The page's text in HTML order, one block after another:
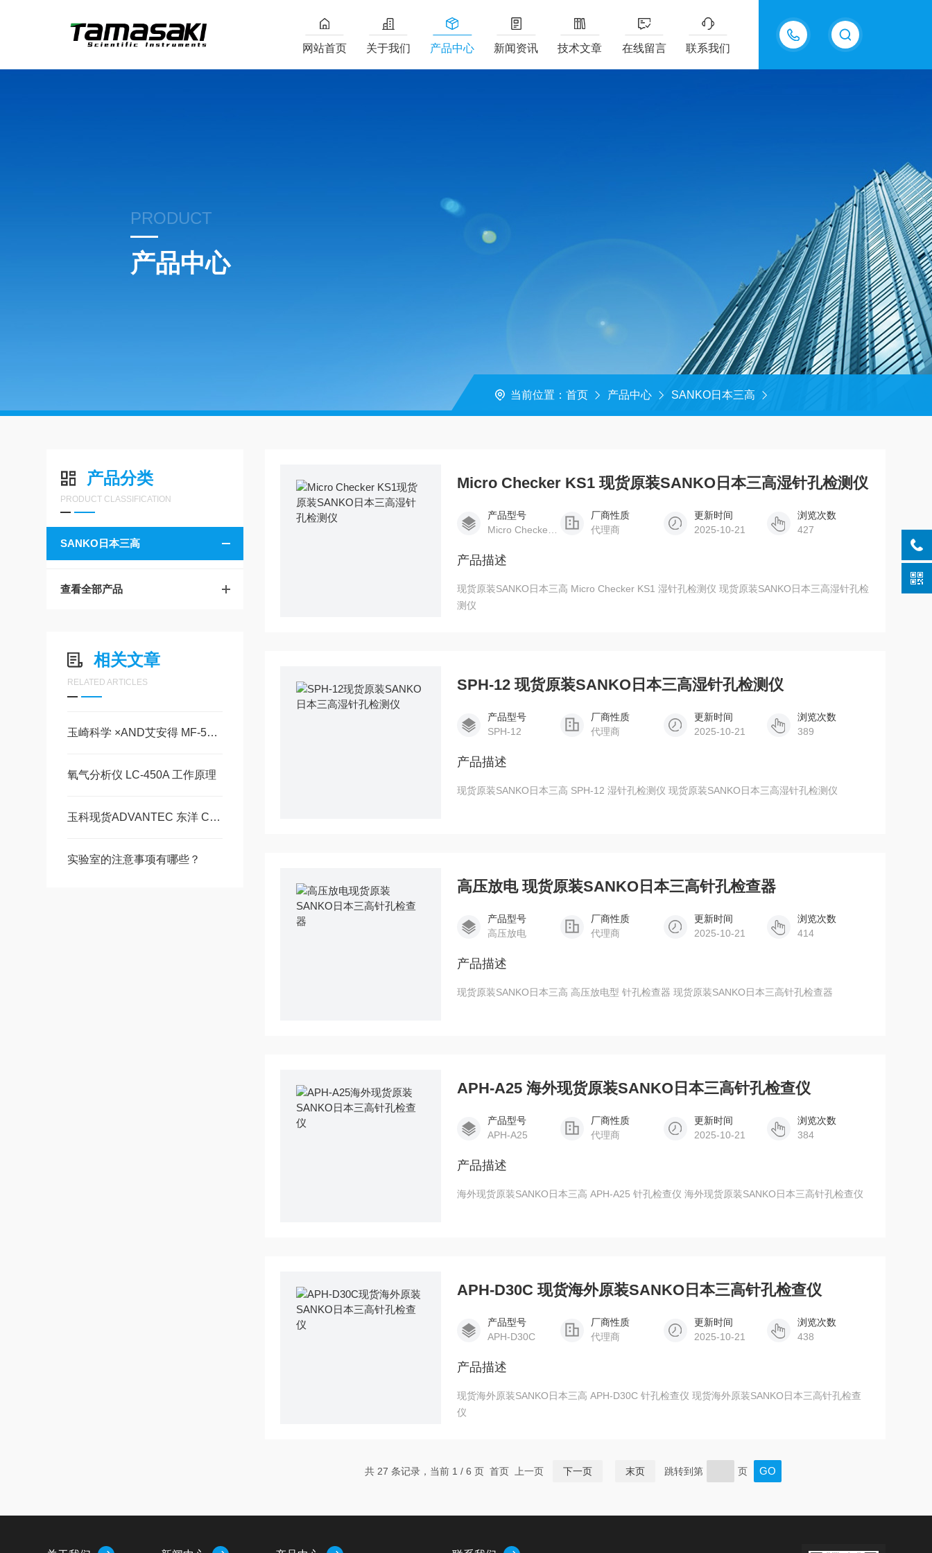
15815550998
网站首页 关于我们 产品中心 新闻资讯 技术文章 在线留言 联系我们
PRODUCT
产品中心
当前位置： 首页 产品中心 SANKO日本三高
产品分类
PRODUCT CLASSIFICATION
SANKO日本三高
查看全部产品
相关文章
RELATED ARTICLES
玉崎科学 ×AND艾安得 MF-53A｜高性价比卤素水分计 生产质检
氧气分析仪 LC-450A 工作原理
玉科现货ADVANTEC 东洋 CCP-10-E1B / E1D / E1H / E1N产品详情
实验室的注意事项有哪些？
Micro Checker KS1 现货原装SANKO日本三高湿针孔检测仪
产品型号
厂商性质
代理商
更新时间
2025-10-21
浏览次数
427
产品描述
现货原装SANKO日本三高 Micro Checker KS1 湿针孔检测仪 现货原装SANKO日本三高湿针孔检
测仪
SPH-12 现货原装SANKO日本三高湿针孔检测仪
产品型号
SPH-12
厂商性质
代理商
更新时间
2025-10-21
浏览次数
389
产品描述
现货原装SANKO日本三高 SPH-12 湿针孔检测仪 现货原装SANKO日本三高湿针孔检测仪
高压放电 现货原装SANKO日本三高针孔检查器
产品型号
高压放电
厂商性质
代理商
更新时间
2025-10-21
浏览次数
414
产品描述
现货原装SANKO日本三高 高压放电型 针孔检查器 现货原装SANKO日本三高针孔检查器
APH-A25 海外现货原装SANKO日本三高针孔检查仪
产品型号
APH-A25
厂商性质
代理商
更新时间
2025-10-21
浏览次数
384
产品描述
海外现货原装SANKO日本三高 APH-A25 针孔检查仪 海外现货原装SANKO日本三高针孔检查仪
APH-D30C 现货海外原装SANKO日本三高针孔检查仪
产品型号
APH-D30C
厂商性质
代理商
更新时间
2025-10-21
浏览次数
438
产品描述
现货海外原装SANKO日本三高 APH-D30C 针孔检查仪 现货海外原装SANKO日本三高针孔检查
仪
共 27 条记录，当前 1 / 6 页 首页 上一页 下一页 末页 跳转到第 页